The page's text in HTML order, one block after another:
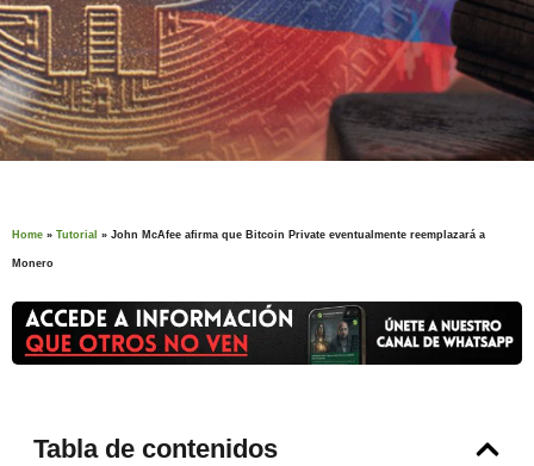
Home » Tutorial » John McAfee afirma que Bitcoin Private eventualmente reemplazará a
Monero
Tabla de contenidos